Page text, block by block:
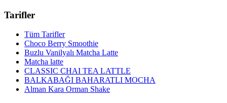
Tarifler
Tüm Tarifler
Choco Berry Smoothie
Buzlu Vanilyalı Matcha Latte
Matcha latte
CLASSIC CHAI TEA LATTLE
BALKABAĞI BAHARATLI MOCHA
Alman Kara Orman Shake